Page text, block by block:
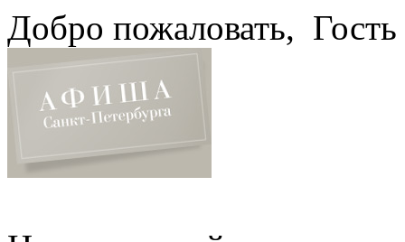
Добро пожаловать, Гость